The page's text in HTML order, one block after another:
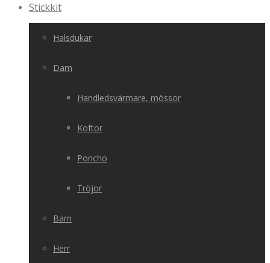
Stickkit
Halsdukar
Dam
Handledsvärmare, mössor
Koftor
Poncho
Tröjor
Barn
Herr